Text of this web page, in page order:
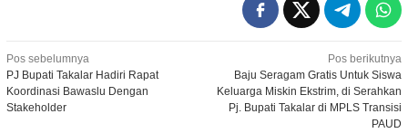
Navigasi
pos
Pos sebelumnya
PJ Bupati Takalar Hadiri Rapat
Koordinasi Bawaslu Dengan
Stakeholder
Pos berikutnya
Baju Seragam Gratis Untuk Siswa
Keluarga Miskin Ekstrim, di Serahkan
Pj. Bupati Takalar di MPLS Transisi
PAUD